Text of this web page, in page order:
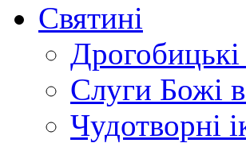
Святині
Слуги Божі
Чудотворні